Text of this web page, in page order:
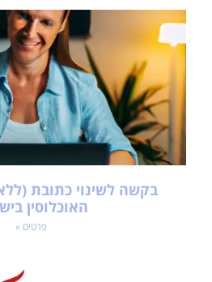
בקשה לשינוי כתובת
האוכלוסין
פרטים »